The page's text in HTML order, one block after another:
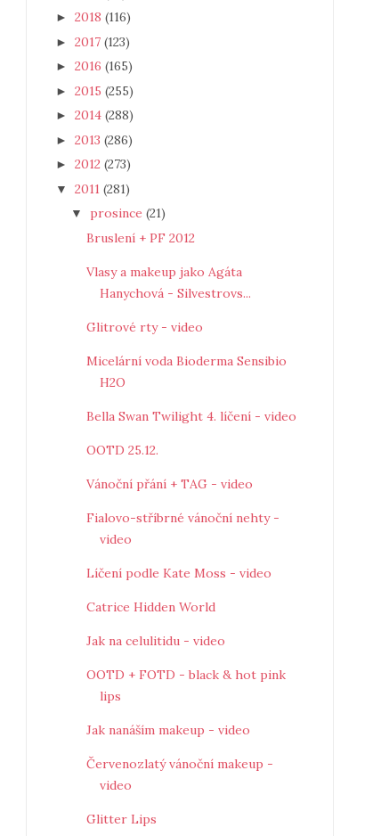
► 2018 (116)
► 2017 (123)
► 2016 (165)
► 2015 (255)
► 2014 (288)
► 2013 (286)
► 2012 (273)
▼ 2011 (281)
▼ prosince (21)
Bruslení + PF 2012
Vlasy a makeup jako Agáta
Hanychová - Silvestrovs...
Glitrové rty - video
Micelární voda Bioderma Sensibio
H2O
Bella Swan Twilight 4. líčení - video
OOTD 25.12.
Vánoční přání + TAG - video
Fialovo-stříbrné vánoční nehty -
video
Líčení podle Kate Moss - video
Catrice Hidden World
Jak na celulitidu - video
OOTD + FOTD - black & hot pink
lips
Jak nanáším makeup - video
Červenozlatý vánoční makeup -
video
Glitter Lips